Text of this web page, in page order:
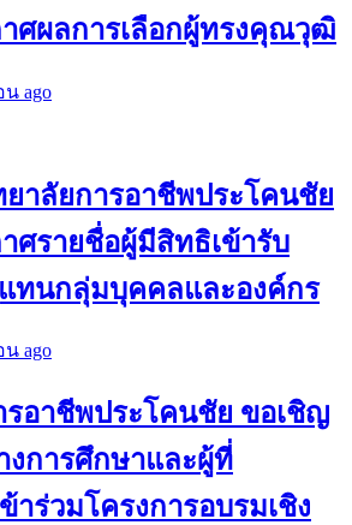
าศผลการเลือกผู้ทรงคุณวุฒิ
น ago
ยาลัยการอาชีพประโคนชัย
าศรายชื่อผู้มีสิทธิเข้ารับ
แทนกลุ่มบุคคลและองค์กร
น ago
รอาชีพประโคนชัย ขอเชิญ
งการศึกษาและผู้ที่
ข้าร่วมโครงการอบรมเชิง